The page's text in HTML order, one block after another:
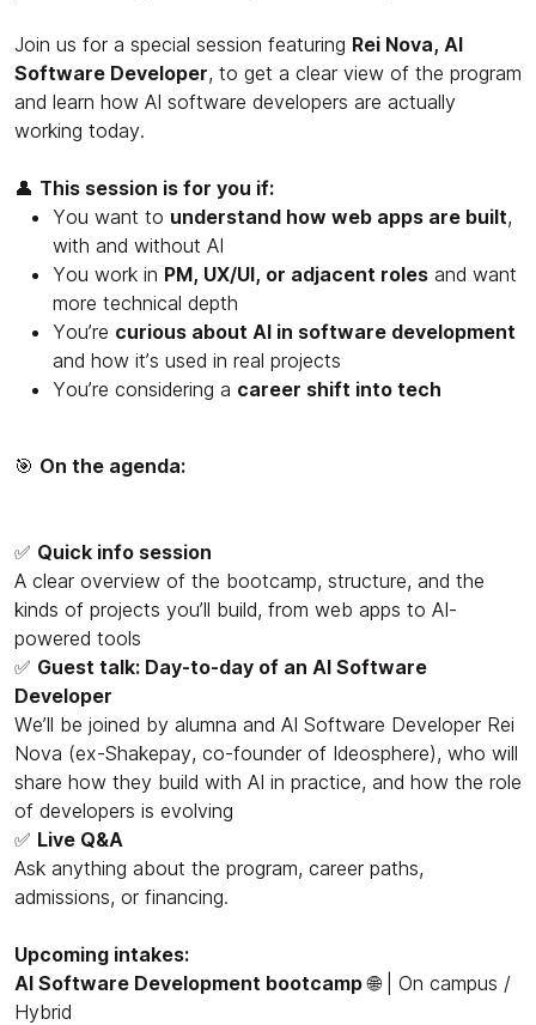
Join us for a special session featuring Rei Nova, AI
Software Developer, to get a clear view of the program
and learn how AI software developers are actually
working today.
👤 This session is for you if:
You want to understand how web apps are built,
with and without AI
You work in PM, UX/UI, or adjacent roles and want
more technical depth
You’re curious about AI in software development
and how it’s used in real projects
You’re considering a career shift into tech
🎯 On the agenda:
✅ Quick info session
A clear overview of the bootcamp, structure, and the
kinds of projects you’ll build, from web apps to AI-
powered tools
✅ Guest talk: Day-to-day of an AI Software
Developer
We’ll be joined by alumna and AI Software Developer Rei
Nova (ex-Shakepay, co-founder of Ideosphere), who will
share how they build with AI in practice, and how the role
of developers is evolving
✅ Live Q&A
Ask anything about the program, career paths,
admissions, or financing.
Upcoming intakes:
AI Software Development bootcamp🌐 | On campus /
Hybrid